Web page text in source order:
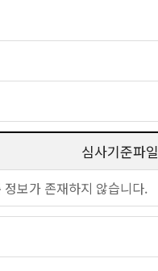
심사기준파일
정보가 존재하지 않습니다.